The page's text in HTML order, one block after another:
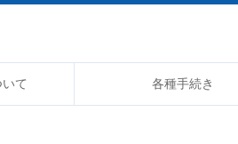
て 各種手続き